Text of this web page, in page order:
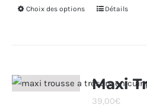
Choix des options
Ce
variations.
Les
Détails
Maxi
39,00€